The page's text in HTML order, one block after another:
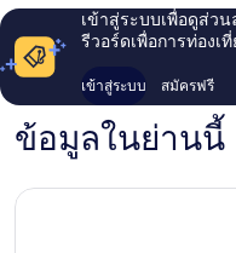
เข้าสู่ระบบเพื่อดูส่ว
รีวอร์ดเพื่อการท่องเ
เข้าสู่ระบบ สมัครฟรี
ข้อมูลในย่านนี้